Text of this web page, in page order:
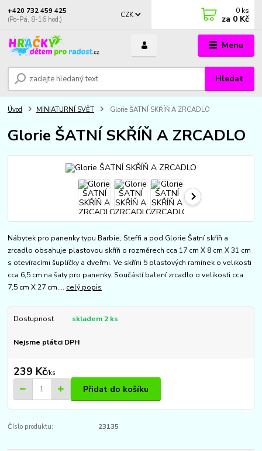
Menu
CZK
Hledat
+420 732 459 425
(Po-Pá, 8-16 hod.)
0 ks
za 0 Kč
Úvod MINIATURNÍ SVĚT Glorie ŠATNÍ SKŘÍŇ A ZRCADLO
Glorie ŠATNÍ SKŘÍŇ A ZRCADLO
Nábytek pro panenky typu Barbie, Steffi a pod.Glorie Šatní skříň a
zrcadlo obsahuje plastovou skříň o rozměrech cca 17 cm X 8 cm X 31 cm
s otevíracími šuplíčky a dveřmi. Ve skříni 5 plastových ramínek o velikosti
cca 6,5 cm na šaty pro panenky. Součástí balení zrcadlo o velikosti cca
7,5 cm X 27 cm.... celý popis
Dostupnost skladem 2 ks
Nejsme plátci DPH
239 Kč/ks
Přidat do košíku
Číslo produktu: 23135